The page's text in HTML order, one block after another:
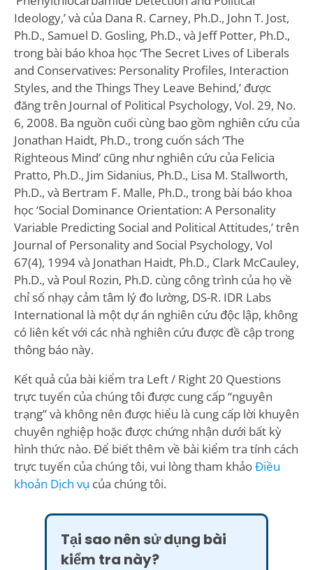
Ideology,’ và của Dana R. Carney, Ph.D., John T. Jost,
Ph.D., Samuel D. Gosling, Ph.D., và Jeff Potter, Ph.D.,
trong bài báo khoa học ‘The Secret Lives of Liberals
and Conservatives: Personality Profiles, Interaction
Styles, and the Things They Leave Behind,’ được
đăng trên Journal of Political Psychology, Vol. 29, No.
6, 2008. Ba nguồn cuối cùng bao gồm nghiên cứu của
Jonathan Haidt, Ph.D., trong cuốn sách ‘The
Righteous Mind’ cũng như nghiên cứu của Felicia
Pratto, Ph.D., Jim Sidanius, Ph.D., Lisa M. Stallworth,
Ph.D., và Bertram F. Malle, Ph.D., trong bài báo khoa
học ‘Social Dominance Orientation: A Personality
Variable Predicting Social and Political Attitudes,’ trên
Journal of Personality and Social Psychology, Vol
67(4), 1994 và Jonathan Haidt, Ph.D., Clark McCauley,
Ph.D., và Poul Rozin, Ph.D. cùng công trình của họ về
chỉ số nhạy cảm tâm lý đo lường, DS-R. IDR Labs
International là một dự án nghiên cứu độc lập, không
có liên kết với các nhà nghiên cứu được đề cập trong
thông báo này.
Kết quả của bài kiểm tra Left / Right 20 Questions
trực tuyến của chúng tôi được cung cấp “nguyên
trạng” và không nên được hiểu là cung cấp lời khuyên
chuyên nghiệp hoặc được chứng nhận dưới bất kỳ
hình thức nào. Để biết thêm về bài kiểm tra tính cách
trực tuyến của chúng tôi, vui lòng tham khảoĐiều
khoản Dịch vụ của chúng tôi.
Tại sao nên sử dụng bài
kiểm tra này?